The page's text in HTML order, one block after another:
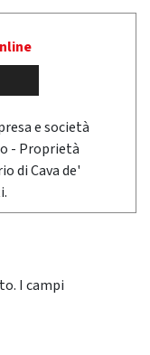
e società
- Proprietà
di Cava de'
I campi